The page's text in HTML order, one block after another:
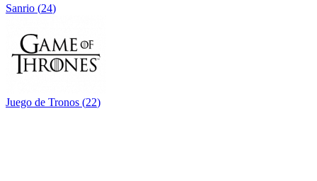
Sanrio (24)
Juego de Tronos (22)